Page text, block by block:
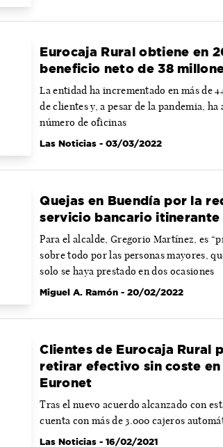
Eurocaja Rural obtiene en
beneficio neto de 38
La entidad ha incrementado en más de
de clientes y, a pesar de la pandemia, ha
número de oficinas
Las Noticias - 03/03/2022
Quejas en Buendía por la
servicio bancario itinerante
Para el alcalde, Gregorio Martínez, es
sobre todo por las personas mayores,
solo se haya prestado en dos ocasiones
Miguel A. Ramón - 20/02/2022
Clientes de Eurocaja Rural
retirar efectivo sin coste en
Euronet
Tras el nuevo acuerdo alcanzado con
cuenta con más de 3.000 cajeros
Las Noticias - 16/02/2021